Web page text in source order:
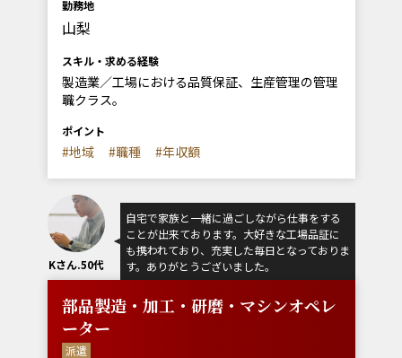
勤務地
山梨
スキル・求める経験
製造業／工場における品質保証、生産管理の管理
職クラス。
ポイント
#地域 #職種 #年収額
Kさん.50代
自宅で家族と一緒に過ごしながら仕事をする
ことが出来ております。大好きな工場品証に
も携われており、充実した毎日となっておりま
す。ありがとうございました。
部品製造・加工・研磨・マシンオペレ
ーター
派遣